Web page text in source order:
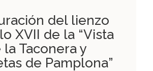
del lienzo
XVII de la “Vista
la Taconera y
de Pamplona”